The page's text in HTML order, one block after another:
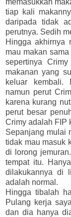
tiap kali
daripada tidak
perutnya. Sedih
Hingga akhirnya
mau makan
sepertinya
makanan yang
keluar kembali.
namun perut
karena kurang
perut besar
Crimy adalah FIP
Sepanjang mulai
tidak mau masuk
di lorong
tempat itu.
dilakukannya di
adalah normal.
Hingga tibalah
Pulang kerja
dan dia hanya